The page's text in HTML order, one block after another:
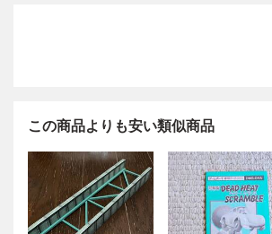
この商品よりも安い類似商品